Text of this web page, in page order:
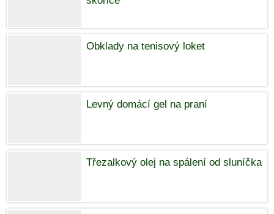
Obklady na tenisový loket
Levný domácí gel na praní
Třezalkový olej na spálení od sluníčka